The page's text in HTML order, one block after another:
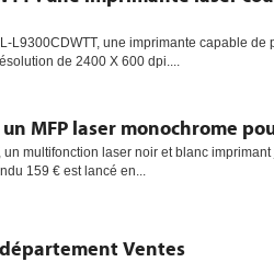
L9300CDWTT, une imprimante capable de
de 2400 X 600 dpi....
MFP laser monochrome
un multifonction laser noir et blanc
159 € est lancé en...
Ventes